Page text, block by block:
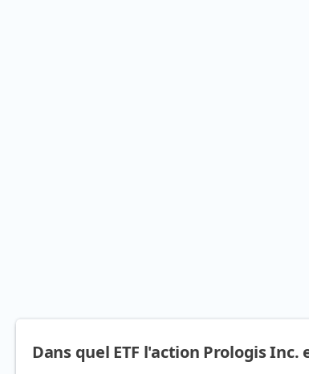
Dans quel ETF l'action Prologis Inc.